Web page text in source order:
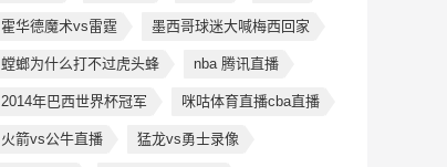
霍华德魔术vs雷霆 墨西哥球迷大喊梅西回家
螳螂为什么打不过虎头蜂 nba 腾讯直播
2014年巴西世界杯冠军 咪咕体育直播cba直播
火箭vs公牛直播 猛龙vs勇士录像